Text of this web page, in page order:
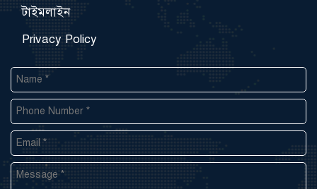
টাইমলাইন
Privacy Policy